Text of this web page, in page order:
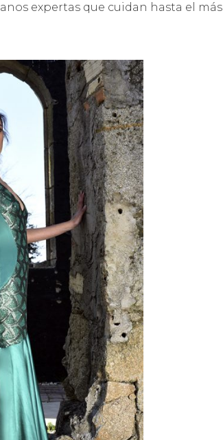
expertas que cuidan hasta el más